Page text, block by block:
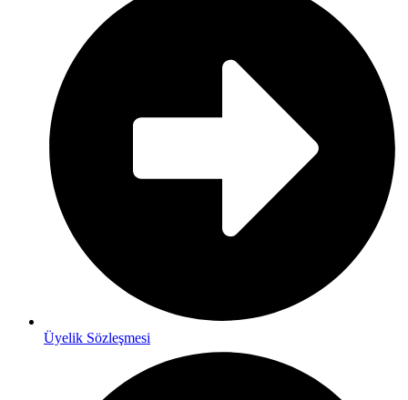
Üyelik Sözleşmesi